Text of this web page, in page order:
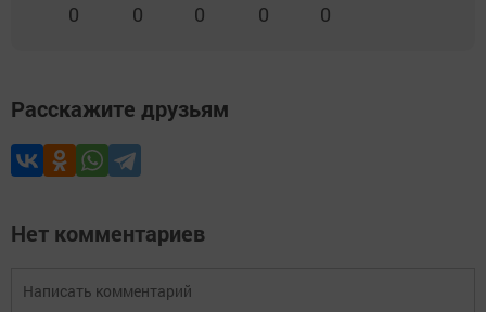
0 0 0 0 0
Расскажите друзьям
Нет комментариев